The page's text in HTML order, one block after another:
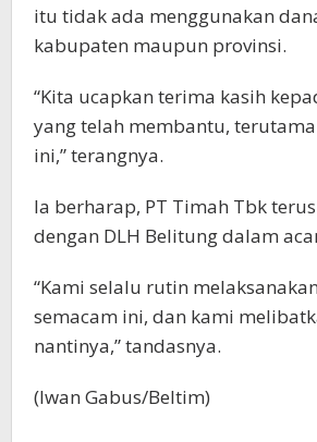
itu tidak ada menggunakan
kabupaten maupun provinsi.
“Kita ucapkan terima kasih
yang telah membantu,
ini,” terangnya.
Ia berharap, PT Timah Tbk
dengan DLH Belitung dalam
“Kami selalu rutin
semacam ini, dan kami
nantinya,” tandasnya.
(Iwan Gabus/Beltim)